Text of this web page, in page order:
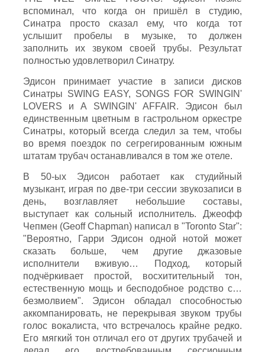
вспоминал, что когда он пришёл в студию,
Синатра просто сказал ему, что когда тот
услышит пробелы в музыке, то должен
заполнить их звуком своей трубы. Результат
полностью удовлетворил Синатру.
Эдисон принимает участие в записи дисков
Синатры SWING EASY, SONGS FOR SWINGIN'
LOVERS и A SWINGIN' AFFAIR. Эдисон был
единственным цветным в гастрольном оркестре
Синатры, который всегда следил за тем, чтобы
во время поездок по сегрегированным южным
штатам трубач останавливался в том же отеле.
В 50-ых Эдисон работает как студийный
музыкант, играя по две-три сессии звукозаписи в
день, возглавляет небольшие составы,
выступает как сольный исполнитель. Джеофф
Чепмен (Geoff Chapman) написал в "Toronto Star":
"Вероятно, Гарри Эдисон одной нотой может
сказать больше, чем другие джазовые
исполнители вживую… Подход, который
подчёркивает простой, восхитительный тон,
естественную мощь и бесподобное родство с…
безмолвием". Эдисон обладал способностью
аккомпанировать, не перекрывая звуком трубы
голос вокалиста, что встречалось крайне редко.
Его мягкий тон отличал его от других трубачей и